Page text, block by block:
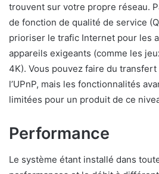
trouvent sur votre propre réseau.
de fonction de qualité de service
prioriser le trafic Internet pour les
appareils exigeants (comme les
4K). Vous pouvez faire du
l’UPnP, mais les fonctionnalités
limitées pour un produit de ce
Performance
Le système étant installé dans